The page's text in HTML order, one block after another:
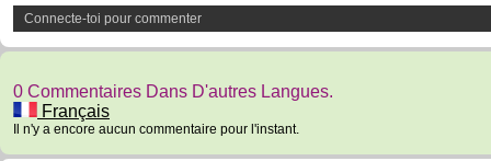
Connecte-toi pour commenter
0 Commentaires Dans D'autres Langues.
Français
Il n'y a encore aucun commentaire pour l'instant.